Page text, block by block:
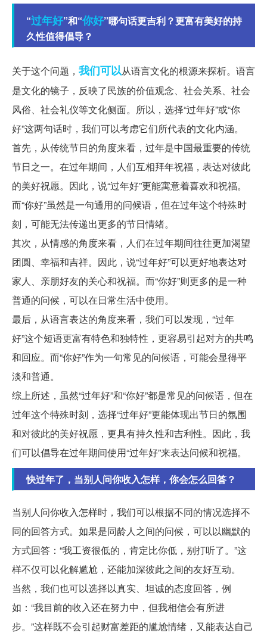
“过年好”和“你好”哪句话更吉利？更富有美好的持
久性值得倡导？
关于这个问题， 我们可以从语言文化的根源来探析。语言
是文化的镜子，反映了民族的价值观念、社会关系、社会
风俗、社会礼仪等文化侧面。所以，选择“过年好”或“你
好”这两句话时，我们可以考虑它们所代表的文化内涵。
首先，从传统节日的角度来看，过年是中国最重要的传统
节日之一。在过年期间，人们互相拜年祝福，表达对彼此
的美好祝愿。因此，说“过年好”更能寓意着喜欢和祝福。
而“你好”虽然是一句通用的问候语，但在过年这个特殊时
刻，可能无法传递出更多的节日情绪。
其次，从情感的角度来看，人们在过年期间往往更加渴望
团圆、幸福和吉祥。因此，说“过年好”可以更好地表达对
家人、亲朋好友的关心和祝福。而“你好”则更多的是一种
普通的问候，可以在日常生活中使用。
最后，从语言表达的角度来看，我们可以发现，“过年
好”这个短语更富有特色和独特性，更容易引起对方的共鸣
和回应。而“你好”作为一句常见的问候语，可能会显得平
淡和普通。
综上所述，虽然“过年好”和“你好”都是常见的问候语，但在
过年这个特殊时刻，选择“过年好”更能体现出节日的氛围
和对彼此的美好祝愿，更具有持久性和吉利性。因此，我
们可以倡导在过年期间使用“过年好”来表达问候和祝福。
快过年了，当别人问你收入怎样，你会怎么回答？
当别人问你收入怎样时，我们可以根据不同的情况选择不
同的回答方式。如果是同龄人之间的问候，可以以幽默的
方式回答：“我工资很低的，肯定比你低，别打听了。”这
样不仅可以化解尴尬，还能加深彼此之间的友好互动。
当然，我们也可以选择以真实、坦诚的态度回答，例
如：“我目前的收入还在努力中，但我相信会有所进
步。”这样既不会引起财富差距的尴尬情绪，又能表达自己